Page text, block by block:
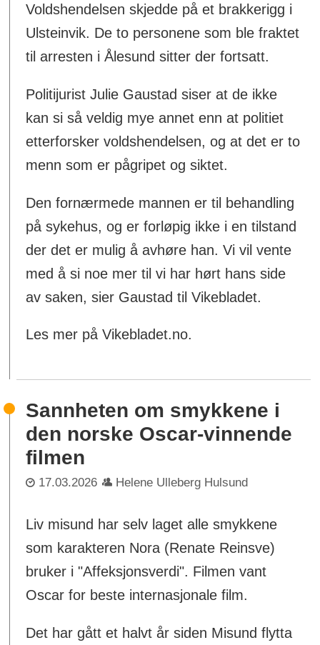
Voldshendelsen skjedde på et brakkerigg i
Ulsteinvik. De to personene som ble fraktet
til arresten i Ålesund sitter der fortsatt.
Politijurist Julie Gaustad siser at de ikke
kan si så veldig mye annet enn at politiet
etterforsker voldshendelsen, og at det er to
menn som er pågripet og siktet.
Den fornærmede mannen er til behandling
på sykehus, og er forløpig ikke i en tilstand
der det er mulig å avhøre han. Vi vil vente
med å si noe mer til vi har hørt hans side
av saken, sier Gaustad til Vikebladet.
Les mer på Vikebladet.no.
Sannheten om smykkene i
den norske Oscar-vinnende
filmen
17.03.2026 Helene Ulleberg Hulsund
Liv misund har selv laget alle smykkene
som karakteren Nora (Renate Reinsve)
bruker i "Affeksjonsverdi". Filmen vant
Oscar for beste internasjonale film.
Det har gått et halvt år siden Misund flytta